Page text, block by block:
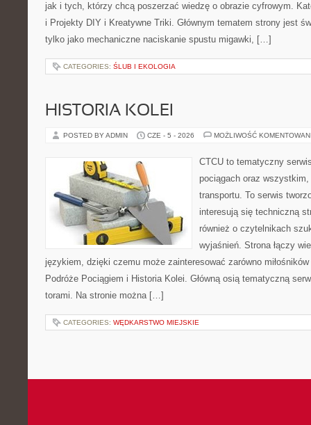
jak i tych, którzy chcą poszerzać wiedzę o obrazie cyfrowym.
i Projekty DIY i Kreatywne Triki. Głównym tematem strony jest
tylko jako mechaniczne naciskanie spustu migawki, […]
CATEGORIES: ŚLUB I EKOLOGIA
HISTORIA KOLEI
POSTED BY ADMIN CZE - 5 - 2026 MOŻLIWOŚĆ
CTCU to tematyczny
pociągach oraz
transportu. To serwis
interesują się techniczną
również o czytelnikach
wyjaśnień. Strona łączy
językiem, dzięki czemu może zainteresować zarówno
Podróże Pociągiem i Historia Kolei. Główną osią tematyczną
torami. Na stronie można […]
CATEGORIES: WĘDKARSTWO MIEJSKIE